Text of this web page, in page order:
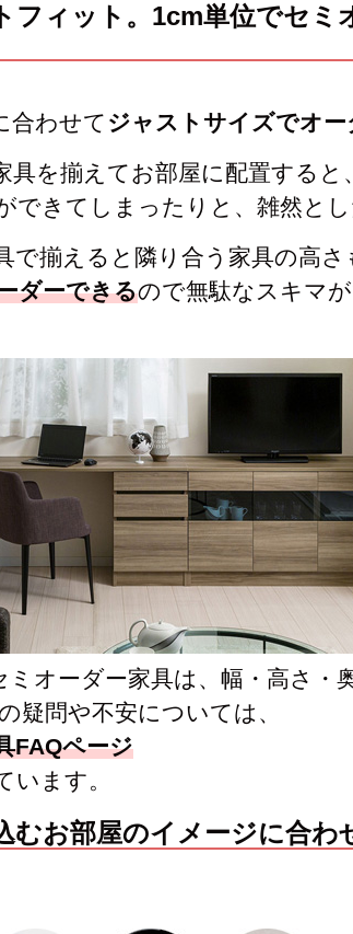
ウンター
ぶ
イキッチンカウンター
ックス収納可能
棚付き
】組み合わせ自由なセ
ステムキッチンカウン
カウンター
【LASCO】
なく活用 スリムキッチンラック
ぶ
鍋・フライパン収納
】ロータイプ
】ハイタイプ
】地震対策・上置きラ
納
フィット。1cm単位でセミ
合わせて ジャストサイズでオー
具を揃えてお部屋に配置する
できてしまったりと、雑然と
で揃えると隣り合う家具の高
ダーできるので無駄なスキマ
ミオーダー家具は、幅・高さ
疑問や不安については、
FAQページ
います。
むお部屋のイメージに合わ